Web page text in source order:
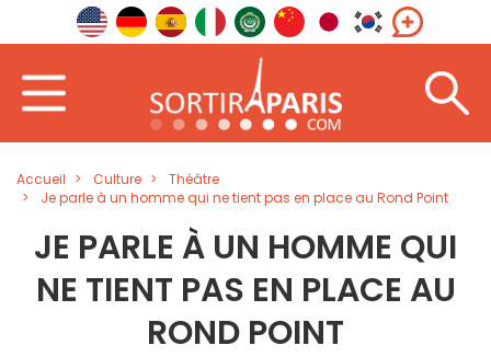
Accueil Culture
Théâtre
Je parle à un homme qui ne tient pas en place au Rond Point
JE PARLE À UN HOMME QUI
NE TIENT PAS EN PLACE AU
ROND POINT